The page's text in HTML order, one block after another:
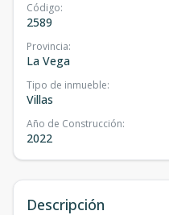
Código:
2589
Provincia:
La Vega
Tipo de inmueble:
Villas
Año de Construcción:
2022
Descripción